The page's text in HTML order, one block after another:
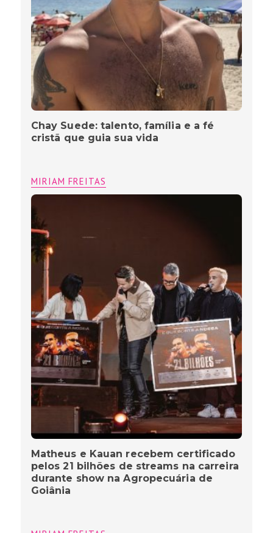
Chay Suede: talento, família e a fé
cristã que guia sua vida
MIRIAM FREITAS
Matheus e Kauan recebem certificado
pelos 21 bilhões de streams na carreira
durante show na Agropecuária de
Goiânia